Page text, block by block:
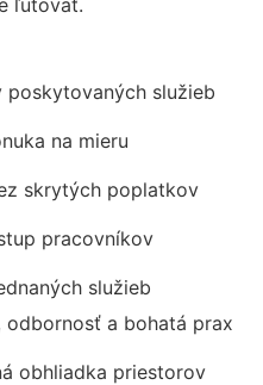
služieb
na mieru
skrytých poplatkov
pracovníkov
služieb
odbornosť a bohatá prax
obhliadka priestorov